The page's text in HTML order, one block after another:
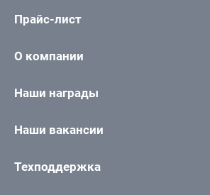
Прайс-лист
О компании
Наши награды
Наши вакансии
Техподдержка